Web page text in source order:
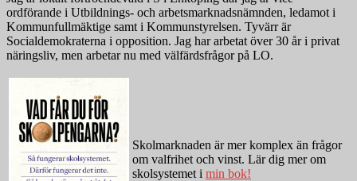
ordförande i Utbildnings- och arbetsmarknadsnämnden, ledamot i
Kommunfullmäktige samt i Kommunstyrelsen. Tyvärr är
Socialdemokraterna i opposition. Jag har arbetat över 30 år i privat
näringsliv, men arbetar nu med välfärdsfrågor på LO.
Skolmarknaden är mer komplex än frågor
om valfrihet och vinst. Lär dig mer om
skolsystemet i min bok!